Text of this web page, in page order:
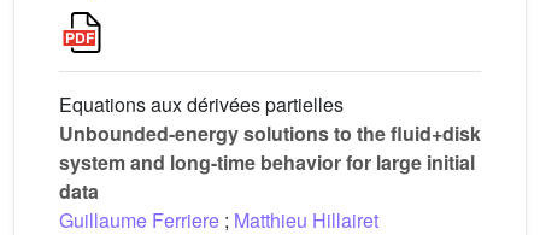
Equations aux dérivées partielles
Unbounded-energy solutions to the fluid+disk
system and long-time behavior for large initial
data
Guillaume Ferriere ; Matthieu Hillairet